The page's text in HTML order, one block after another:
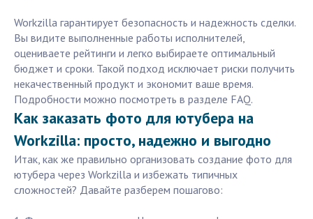
Workzilla гарантирует безопасность и надежность сделки.
Вы видите выполненные работы исполнителей,
оцениваете рейтинги и легко выбираете оптимальный
бюджет и сроки. Такой подход исключает риски получить
некачественный продукт и экономит ваше время.
Подробности можно посмотреть в разделе FAQ.
Как заказать фото для ютубера на
Workzilla: просто, надежно и выгодно
Итак, как же правильно организовать создание фото для
ютубера через Workzilla и избежать типичных
сложностей? Давайте разберем пошагово: